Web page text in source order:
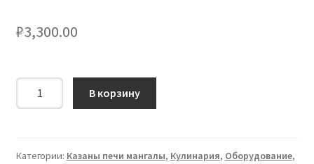
₽3,300.00
В корзину
Категории: Казаны печи мангалы, Кулинария, Оборудование,